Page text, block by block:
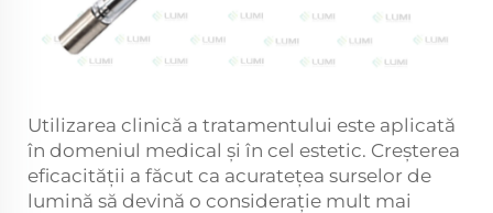
Utilizarea clinică a tratamentului este aplicată
în domeniul medical și în cel estetic. Creșterea
eficacității a făcut ca acuratețea surselor de
lumină să devină o considerație mult mai